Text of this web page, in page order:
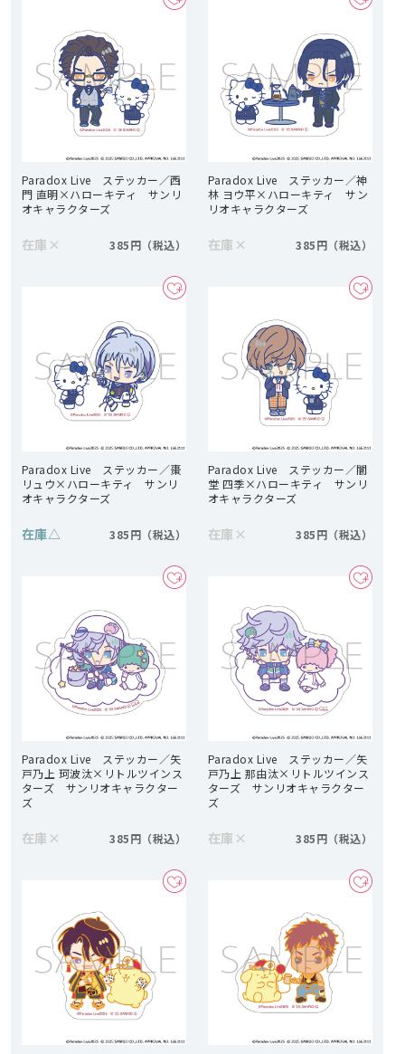
Paradox Live ステッカー／西
門 直明×ハローキティ サンリ
オキャラクターズ
在庫 × 385円
Paradox Live ステッカー／神
林 ヨウ平×ハローキティ サン
リオキャラクターズ
在庫 × 385円
Paradox Live ステッカー／棗
リュウ×ハローキティ サンリ
オキャラクターズ
在庫△ 385円
Paradox Live ステッカー／闇
堂 四季×ハローキティ サンリ
オキャラクターズ
在庫 × 385円
Paradox Live ステッカー／矢
戸乃上 珂波汰×リトルツインス
ターズ サンリオキャラクター
ズ
在庫 × 385円
Paradox Live ステッカー／矢
戸乃上 那由汰×リトルツインス
ターズ サンリオキャラクター
ズ
在庫 × 385円